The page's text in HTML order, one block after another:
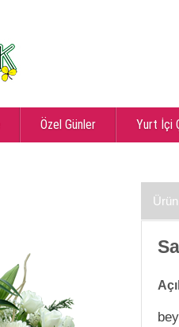
Özel Günler Yurt İçi